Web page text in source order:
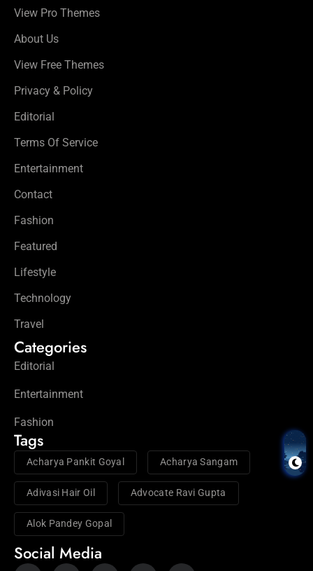
View Pro Themes
About Us
View Free Themes
Privacy & Policy
Editorial
Terms Of Service
Entertainment
Contact
Fashion
Featured
Lifestyle
Technology
Travel
Categories
Editorial
Entertainment
Fashion
Tags
Acharya Pankit Goyal Acharya Sangam
Adivasi Hair Oil Advocate Ravi Gupta
Alok Pandey Gopal
Social Media